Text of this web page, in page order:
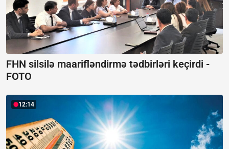
FHN silsilə maarifləndirmə tədbirləri keçirdi -
FOTO
12:14